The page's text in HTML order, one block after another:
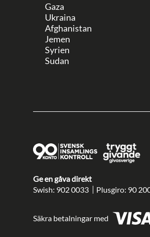
Gaza
Ukraina
Afghanistan
Jemen
Syrien
Sudan
Ge en gåva direkt
Swish: 902 0033
Plusgiro: 90
Säkra betalningar med